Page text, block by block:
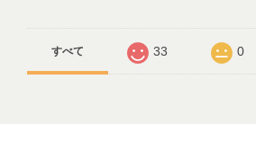
すべて 33 0